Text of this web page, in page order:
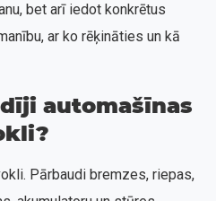
bet arī iedot konkrētus
ar ko rēķināties un kā
automašīnas
Pārbaudi bremzes, riepas,